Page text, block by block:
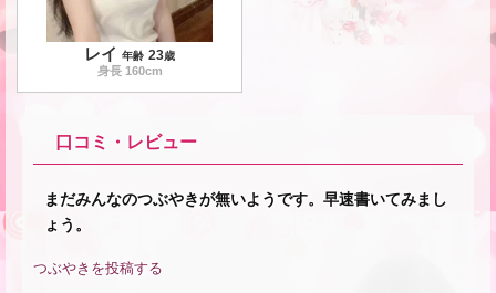
レイ 年齢 23歳
身長 160cm
口コミ・レビュー
まだみんなのつぶやきが無いようです。早速書いてみまし
ょう。
つぶやきを投稿する